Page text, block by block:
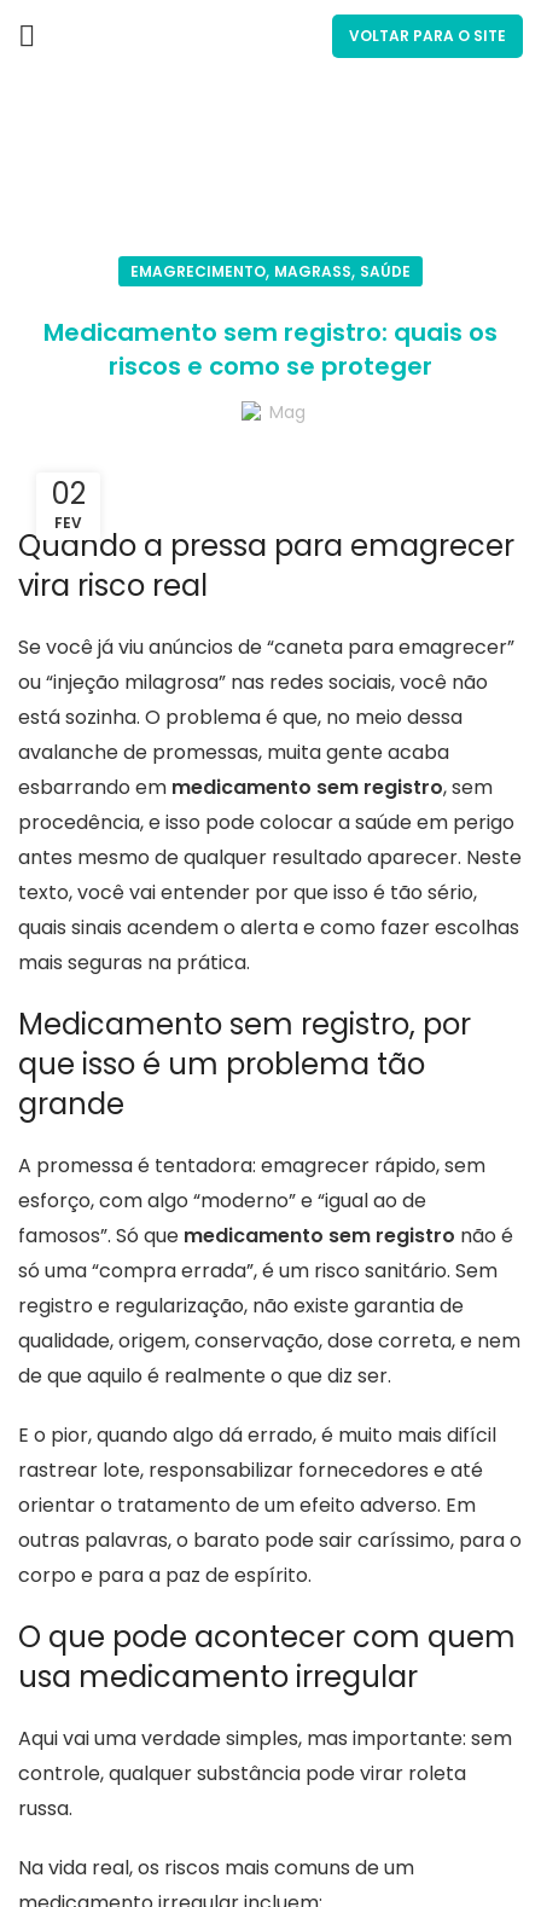
VOLTAR PARA O SITE
EMAGRECIMENTO, MAGRASS, SAÚDE
Medicamento sem registro: quais os
riscos e como se proteger
Mag
02
FEV
Quando a pressa para emagrecer
vira risco real
Se você já viu anúncios de “caneta para emagrecer”
ou “injeção milagrosa” nas redes sociais, você não
está sozinha. O problema é que, no meio dessa
avalanche de promessas, muita gente acaba
esbarrando em medicamento sem registro, sem
procedência, e isso pode colocar a saúde em perigo
antes mesmo de qualquer resultado aparecer. Neste
texto, você vai entender por que isso é tão sério,
quais sinais acendem o alerta e como fazer escolhas
mais seguras na prática.
Medicamento sem registro, por
que isso é um problema tão
grande
A promessa é tentadora: emagrecer rápido, sem
esforço, com algo “moderno” e “igual ao de
famosos”. Só que medicamento sem registro não é
só uma “compra errada”, é um risco sanitário. Sem
registro e regularização, não existe garantia de
qualidade, origem, conservação, dose correta, e nem
de que aquilo é realmente o que diz ser.
E o pior, quando algo dá errado, é muito mais difícil
rastrear lote, responsabilizar fornecedores e até
orientar o tratamento de um efeito adverso. Em
outras palavras, o barato pode sair caríssimo, para o
corpo e para a paz de espírito.
O que pode acontecer com quem
usa medicamento irregular
Aqui vai uma verdade simples, mas importante: sem
controle, qualquer substância pode virar roleta
russa.
Na vida real, os riscos mais comuns de um